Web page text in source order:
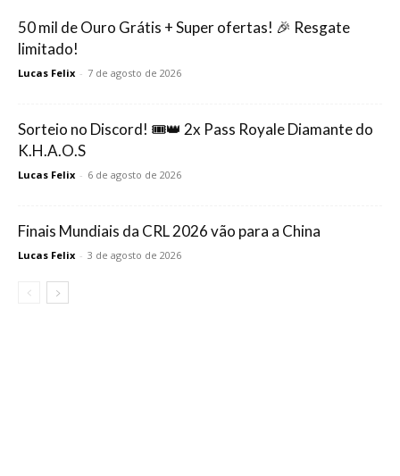
50 mil de Ouro Grátis + Super ofertas! 🎉 Resgate
limitado!
Lucas Felix - 7 de agosto de 2026
Sorteio no Discord! 🎟️👑 2x Pass Royale Diamante do
K.H.A.O.S
Lucas Felix - 6 de agosto de 2026
Finais Mundiais da CRL 2026 vão para a China
Lucas Felix - 3 de agosto de 2026